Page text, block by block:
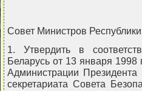
Совет Министров
1. Утвердить в
Беларусь от 13 января 1998
Администрации Президента
секретариата Совета